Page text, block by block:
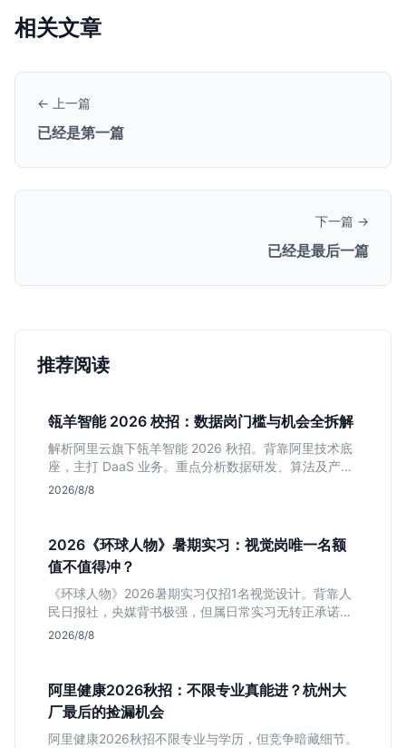
相关文章
← 上一篇
已经是第一篇
下一篇 →
已经是最后一篇
推荐阅读
瓴羊智能 2026 校招：数据岗门槛与机会全拆解
解析阿里云旗下瓴羊智能 2026 秋招。背靠阿里技术底
座，主打 DaaS 业务。重点分析数据研发、算法及产品
岗的硬性要求，评估 B 端数据路线的成长曲线与抗压挑
2026/8/8
2026《环球人物》暑期实习：视觉岗唯一名额
值不值得冲？
《环球人物》2026暑期实习仅招1名视觉设计。背靠人
民日报社，央媒背书极强，但属日常实习无转正承诺。
适合追求高含金量简历、能接受严谨流程的设计生，想
2026/8/8
阿里健康2026秋招：不限专业真能进？杭州大
厂最后的捡漏机会
阿里健康2026秋招不限专业与学历，但竞争暗藏细节。